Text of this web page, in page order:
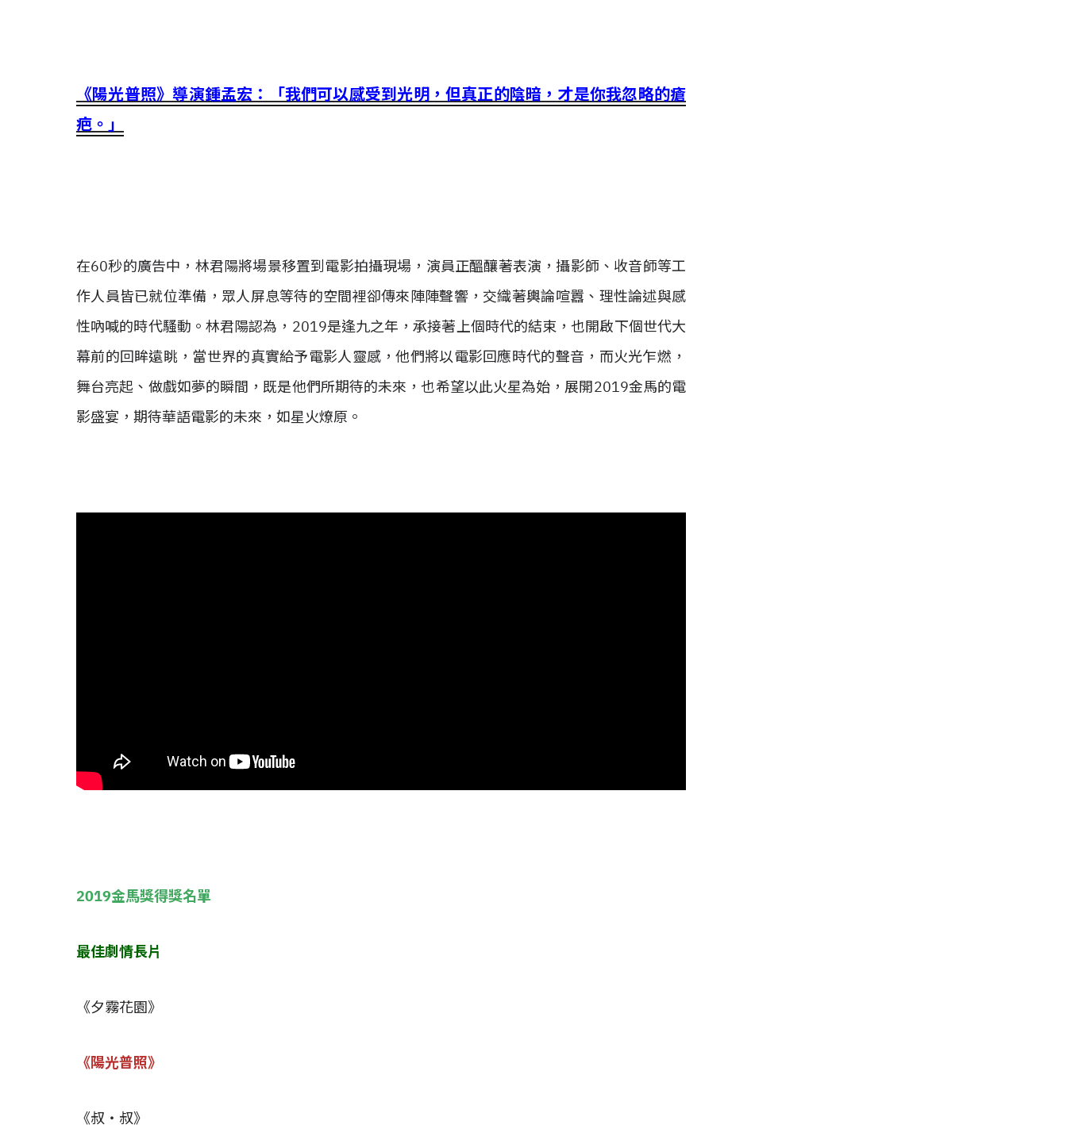
《陽光普照》導演鍾孟宏：「我們可以感受到光明，但真正的陰暗，才是你我忽略的瘡
疤。」
在60秒的廣告中，林君陽將場景移置到電影拍攝現場，演員正醞釀著表演，攝影師、收音師等工
作人員皆已就位準備，眾人屏息等待的空間裡卻傳來陣陣聲響，交織著輿論喧囂、理性論述與感
性吶喊的時代騷動。林君陽認為，2019是逢九之年，承接著上個時代的結束，也開啟下個世代大
幕前的回眸遠眺，當世界的真實給予電影人靈感，他們將以電影回應時代的聲音，而火光乍燃，
舞台亮起、做戲如夢的瞬間，既是他們所期待的未來，也希望以此火星為始，展開2019金馬的電
影盛宴，期待華語電影的未來，如星火燎原。
2019金馬獎得獎名單
最佳劇情長片
《夕霧花園》
《陽光普照》
《叔‧叔》